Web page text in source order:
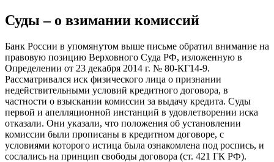
Суды – о взимании комиссий
Банк России в упомянутом выше письме обратил внимание на
правовую позицию Верховного Суда РФ, изложенную в
Определении от 23 декабря 2014 г. № 80-КГ14-9.
Рассматривался иск физического лица о признании
недействительными условий кредитного договора, в
частности о взыскании комиссии за выдачу кредита. Суды
первой и апелляционной инстанций в удовлетворении иска
отказали. Они указали, что положения об установлении
комиссии были прописаны в кредитном договоре, с
условиями которого истица была ознакомлена под роспись, и
сослались на принцип свободы договора (ст. 421 ГК РФ).